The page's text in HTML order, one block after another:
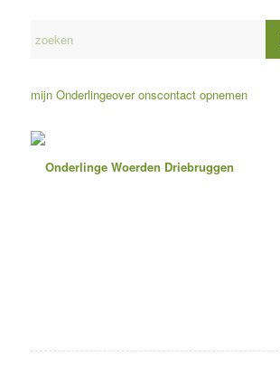
mijn Onderlingeover onscontact opnemen